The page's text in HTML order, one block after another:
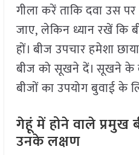
गीला करें ताकि दवा उस
जाए, लेकिन ध्यान रखें कि
हों। बीज उपचार हमेशा
बीज को सूखने दें। सूखने के
बीजों का उपयोग बुवाई के
गेहूं में होने वाले प्रमुख
उनके लक्षण